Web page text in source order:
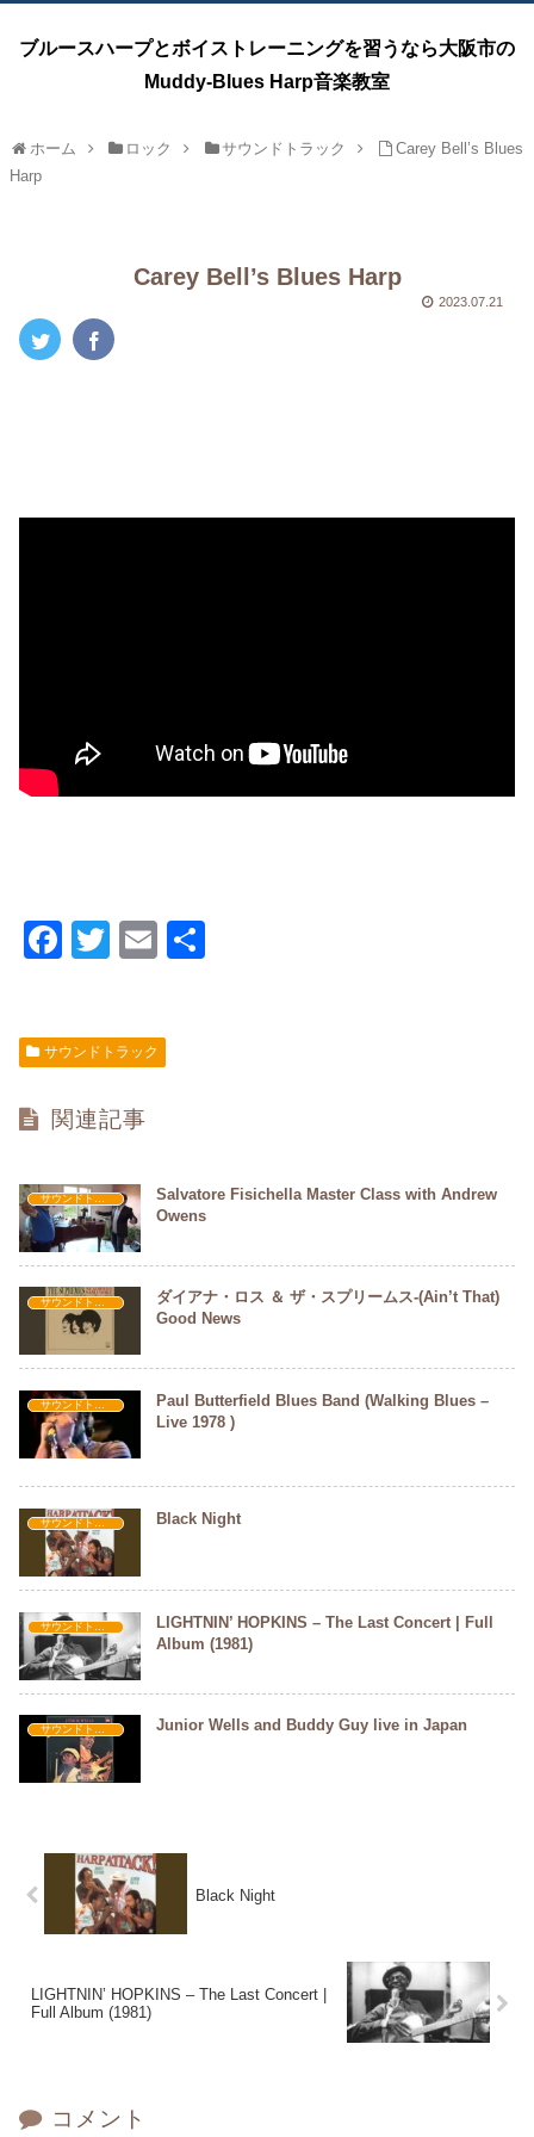
ブルースハープとボイストレーニングを習うなら大阪市の
Muddy-Blues Harp音楽教室
ホーム ロック サウンドトラック
Carey Bell’s Blues
Harp
Carey Bell’s Blues Harp
2023.07.21
F
e
o
k
T
er
E
サウンドトラック
関連記事
Salvatore Fisichella Master Class with Andrew
Owens
ダイアナ・ロス ＆ ザ・スプリームス-(Ain’t That)
Good News
サウンドトラック
Paul Butterfield Blues Band (Walking Blues –
Live 1978 )
サウンドトラック Black Night
LIGHTNIN’ HOPKINS – The Last Concert | Full
Album (1981)
サウンドトラック Junior Wells and Buddy Guy live in Japan
Black Night
LIGHTNIN’ HOPKINS – The Last Concert |
Full Album (1981)
コメント